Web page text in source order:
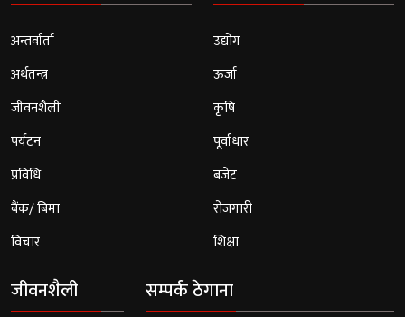
अन्तर्वार्ता
अर्थतन्त्र
जीवनशैली
पर्यटन
प्रविधि
बैंक/ बिमा
विचार
उद्योग
ऊर्जा
कृषि
पूर्वाधार
बजेट
रोजगारी
शिक्षा
जीवनशैली सम्पर्क ठेगाना